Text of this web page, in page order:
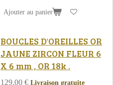
Ajouter au panier
BOUCLES D'OREILLES OR
JAUNE ZIRCON FLEUR 6
X 6 mm , OR 18k .
129,00 € Livraison gratuite